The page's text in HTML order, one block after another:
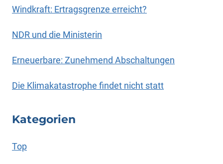
Windkraft: Ertragsgrenze erreicht?
NDR und die Ministerin
Erneuerbare: Zunehmend Abschaltungen
Die Klimakatastrophe findet nicht statt
Kategorien
Top